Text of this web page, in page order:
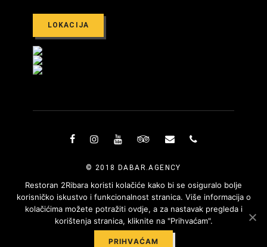
LOKACIJA
© 2018 DABAR.AGENCY
Hrvatski
Restoran 2Ribara koristi kolačiće kako bi se osiguralo bolje
korisničko iskustvo i funkcionalnost stranica. Više informacija o
kolačićima možete potražiti ovdje, a za nastavak pregleda i
korištenja stranica, kliknite na "Prihvaćam".
PRIHVAĆAM